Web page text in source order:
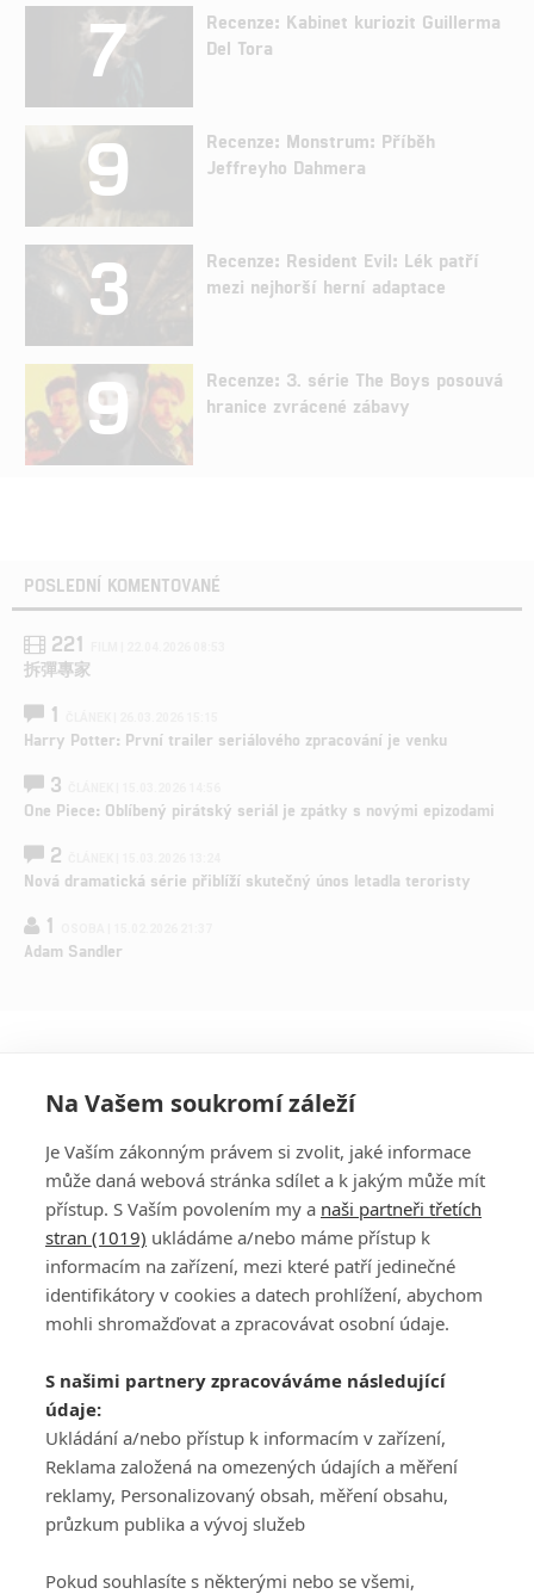
7
Recenze: Kabinet kuriozit Guillerma
Del Tora
9
Recenze: Monstrum: Příběh
Jeffreyho Dahmera
3
Recenze: Resident Evil: Lék patří
mezi nejhorší herní adaptace
9
Recenze: 3. série The Boys posouvá
hranice zvrácené zábavy
POSLEDNÍ KOMENTOVANÉ
221
拆彈專家
1
Harry Potter: První trailer seriálového zpracování je venku
3
One Piece: Oblíbený pirátský seriál je zpátky s novými epizodami
2
Nová dramatická série přiblíží skutečný únos letadla teroristy
1
Adam Sandler
PŘIHLÁSIT
REGISTROVAT
DISKUZE
Šéfredaktorkou webu jePetr Slavík, e-mailserialy@fandimefilmu.cz
Máte-li zájem o inzerci na našem webu napište nám na e-mail
studio@koncal.com
Ochrana osobních údajů|Zásady používání cookies |Pravidla webu
Upravit nastavení soukromí
Na Vašem soukromí záleží
Je Vaším zákonným právem si zvolit, jaké informace
může daná webová stránka sdílet a k jakým může mít
přístup. S Vaším povolením my a naši partneři třetích
stran (1019) ukládáme a/nebo máme přístup k
informacím na zařízení, mezi které patří jedinečné
identifikátory v cookies a datech prohlížení, abychom
mohli shromažďovat a zpracovávat osobní údaje.
S našimi partnery zpracováváme následující
údaje:
Ukládání a/nebo přístup k informacím v zařízení,
Reklama založená na omezených údajích a měření
reklamy, Personalizovaný obsah, měření obsahu,
průzkum publika a vývoj služeb
Pokud souhlasíte s některými nebo se všemi,